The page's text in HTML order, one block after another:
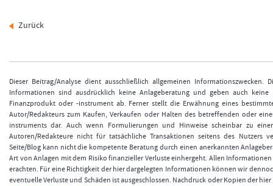
Zurück
Dieser Beitrag/Analyse dient ausschließlich allgemeinen
Informationen sind ausdrücklich keine Anlageberatung und geben auch
Finanzprodukt oder -instrument ab. Ferner stellt die Erwähnung eines
Autor/Redakteurs zum Kaufen, Verkaufen oder Halten des betreffenden oder
instruments dar. Auch wenn Formulierungen und Hinweise scheinbar zu
Autoren/Redakteure nicht für tatsächliche Transaktionen seitens des Nutzers
Seite/Blog kann nicht die kompetente Beratung durch einen anerkannten
Art von Anlagen mit dem Risiko finanzieller Verluste einhergeht. Allen
erachten. Für eine Richtigkeit der hier dargelegten Informationen können wir
eventuelle Verluste und Schäden ist ausgeschlossen. Nachdruck oder Kopien der